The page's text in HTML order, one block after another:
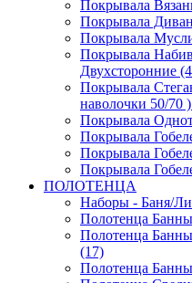
Покрывала
Покрывала
Покрывала
Покрывала
Двухсторонние
Покрывала
наволочки 50/70
Покрывала
Покрывала
Покрывала
Покрывала
ПОЛОТЕНЦА
Наборы - Баня/
Полотенца
Полотенца
(17)
Полотенца